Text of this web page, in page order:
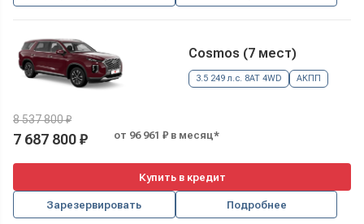
Cosmos (7 мест)
3.5 249 л.с. 8AT 4WD АКПП
8 537 800 ₽
7 687 800 ₽ от 96 961 ₽ в месяц*
Купить в кредит
Зарезервировать Подробнее